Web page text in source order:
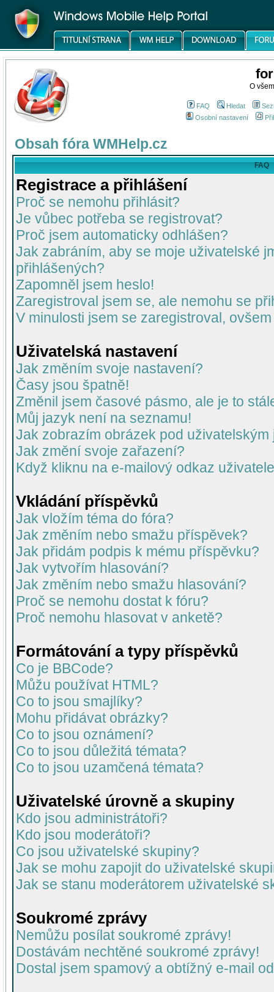
O
FAQ Hledat
Osobní nastavení
Obsah fóra WMHelp.cz
FAQ
Registrace a přihlášení
Proč se nemohu přihlásit?
Je vůbec potřeba se registrovat?
Proč jsem automaticky odhlášen?
Jak zabráním, aby se moje uživatelské
přihlášených?
Zapomněl jsem heslo!
Zaregistroval jsem se, ale nemohu se
V minulosti jsem se zaregistroval,
Uživatelská nastavení
Jak změním svoje nastavení?
Časy jsou špatně!
Změnil jsem časové pásmo, ale je to
Můj jazyk není na seznamu!
Jak zobrazím obrázek pod uživatelským
Jak změní svoje zařazení?
Když kliknu na e-mailový odkaz
Vkládání příspěvků
Jak vložím téma do fóra?
Jak změním nebo smažu příspěvek?
Jak přidám podpis k mému příspěvku?
Jak vytvořím hlasování?
Jak změním nebo smažu hlasování?
Proč se nemohu dostat k fóru?
Proč nemohu hlasovat v anketě?
Formátování a typy příspěvků
Co je BBCode?
Můžu používat HTML?
Co to jsou smajlíky?
Mohu přidávat obrázky?
Co to jsou oznámení?
Co to jsou důležitá témata?
Co to jsou uzamčená témata?
Uživatelské úrovně a skupiny
Kdo jsou administrátoři?
Kdo jsou moderátoři?
Co jsou uživatelské skupiny?
Jak se mohu zapojit do uživatelské
Jak se stanu moderátorem uživatelské
Soukromé zprávy
Nemůžu posílat soukromé zprávy!
Dostávám nechtěné soukromé zprávy!
Dostal jsem spamový a obtížný e-mail